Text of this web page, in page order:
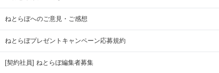
ねとらぼへのご意見・ご感想
ねとらぼプレゼントキャンペーン応募規約
[契約社員] ねとらぼ編集者募集